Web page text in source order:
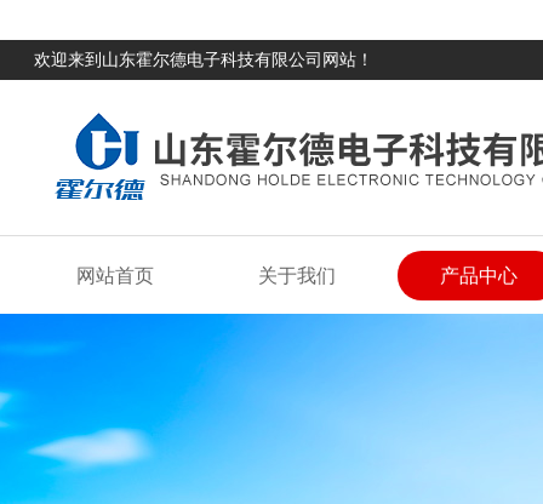
欢迎来到山东霍尔德电子科技有限公司网站！
网站首页 关于我们 产品中心